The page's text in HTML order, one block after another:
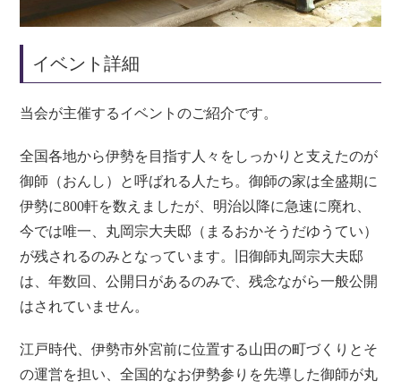
イベント詳細
当会が主催するイベントのご紹介です。
全国各地から伊勢を目指す人々をしっかりと支えたのが
御師（おんし）と呼ばれる人たち。御師の家は全盛期に
伊勢に800軒を数えましたが、明治以降に急速に廃れ、
今では唯一、丸岡宗大夫邸（まるおかそうだゆうてい）
が残されるのみとなっています。旧御師丸岡宗大夫邸
は、年数回、公開日があるのみで、残念ながら一般公開
はされていません。
江戸時代、伊勢市外宮前に位置する山田の町づくりとそ
の運営を担い、全国的なお伊勢参りを先導した御師が丸